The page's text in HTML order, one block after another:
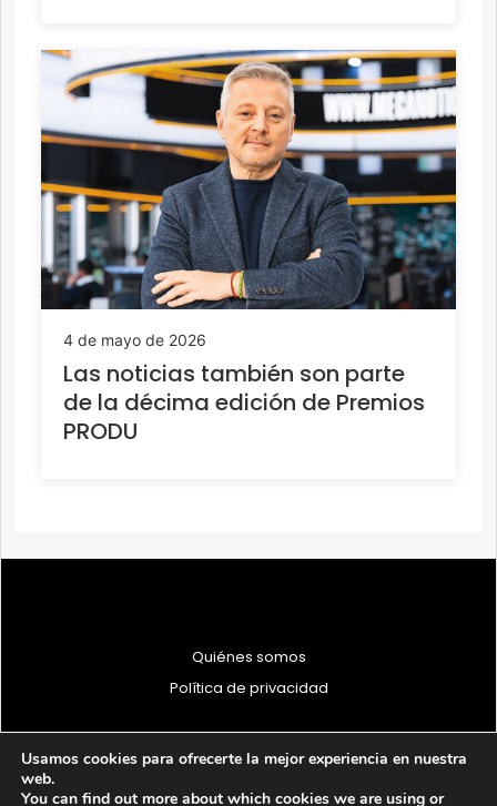
4 de mayo de 2026
Las noticias también son parte
de la décima edición de Premios
PRODU
Quiénes somos
Política de privacidad
Usamos cookies para ofrecerte la mejor experiencia en nuestra
web.
You can find out more about which cookies we are using or